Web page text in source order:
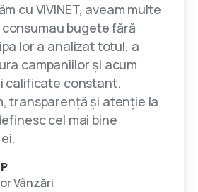
cu VIVINET, aveam multe
bugete fără
lor a analizat totul, a
campaniilor și acum
calificate constant.
transparență și atenție la
cel mai bine
Vânzări